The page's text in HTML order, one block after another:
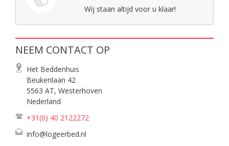
Wij staan altijd voor u klaar!
NEEM CONTACT OP
Het Beddenhuis
Beukenlaan 42
5563 AT, Westerhoven
Nederland
+31(0) 40 2122272
info@logeerbed.nl